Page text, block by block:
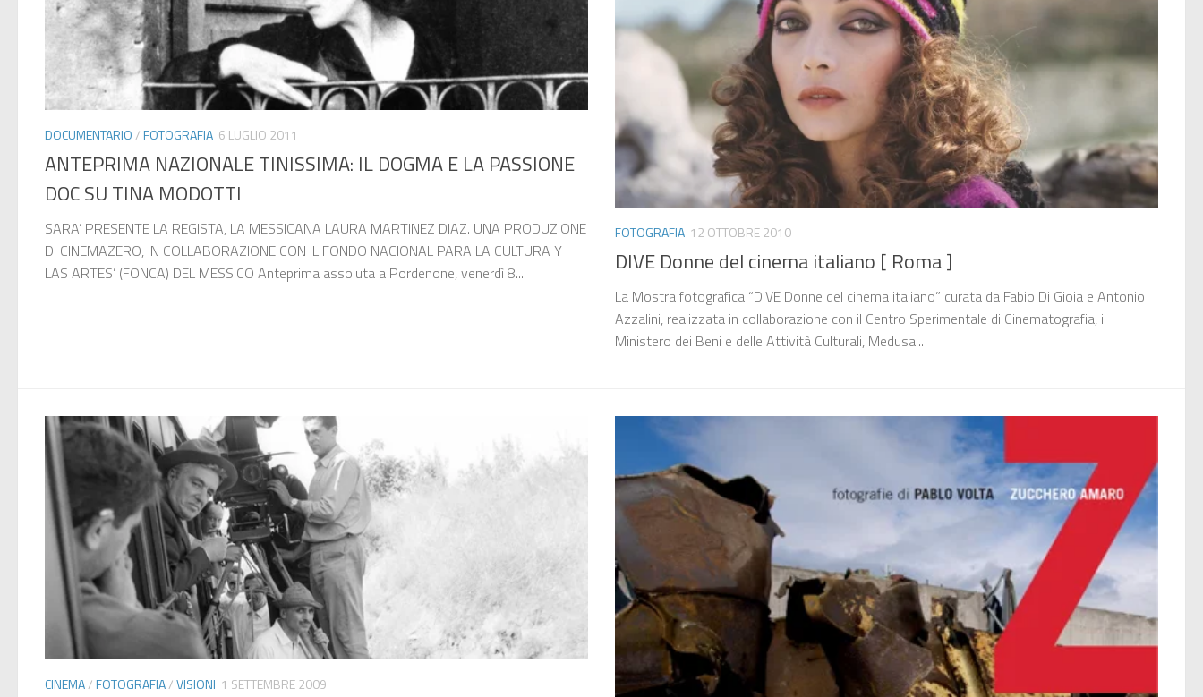
DOCUMENTARIO/FOTOGRAFIA 6 LUGLIO 2011
ANTEPRIMA NAZIONALE TINISSIMA: IL DOGMA E LA PASSIONE
DOC SU TINA MODOTTI
SARA’ PRESENTE LA REGISTA, LA MESSICANA LAURA MARTINEZ DIAZ. UNA PRODUZIONE
DI CINEMAZERO, IN COLLABORAZIONE CON IL FONDO NACIONAL PARA LA CULTURA Y
LAS ARTES’ (FONCA) DEL MESSICO Anteprima assoluta a Pordenone, venerdì 8...
FOTOGRAFIA 12 OTTOBRE 2010
DIVE Donne del cinema italiano [ Roma ]
La Mostra fotografica “DIVE Donne del cinema italiano” curata da Fabio Di Gioia e Antonio
Azzalini, realizzata in collaborazione con il Centro Sperimentale di Cinematografia, il
Ministero dei Beni e delle Attività Culturali, Medusa...
CINEMA/FOTOGRAFIA/VISIONI 1 SETTEMBRE 2009